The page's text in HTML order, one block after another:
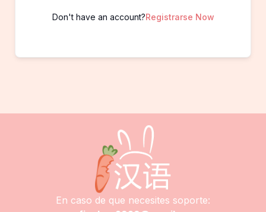
Don't have an account?Registrarse Now
En caso de que necesites soporte: